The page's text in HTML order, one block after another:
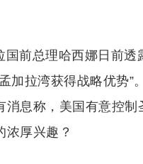
国前总理哈西娜日前
加拉湾获得战略优势
消息称，美国有意控
浓厚兴趣？